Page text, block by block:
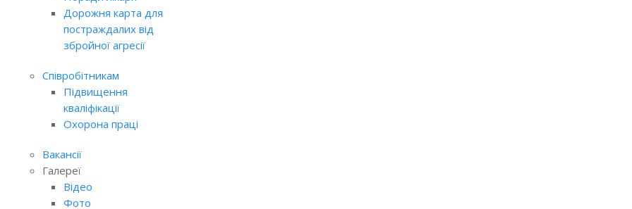
Дорожня карта для
постраждалих від
збройної агресії
Співробітникам
Підвищення
кваліфікації
Охорона праці
Вакансії
Галереї
Відео
Фото